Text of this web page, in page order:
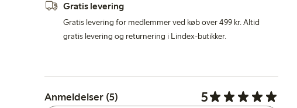
Gratis levering
Gratis levering for medlemmer ved køb over 499 kr. Altid
gratis levering og returnering i Lindex-butikker.
Anmeldelser (5) 5